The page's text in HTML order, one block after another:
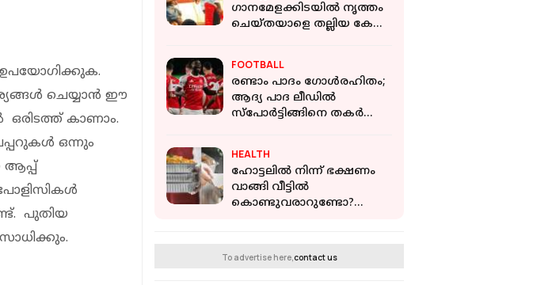
ചെയ്യാൻ ഈ
കാണാം.
ഒന്നും
ആപ്പ്
പുതിയ
ഗാനമേളക്കിടയിൽ നൃത്തം
ചെയ്തയാളെ തല്ലിയ കേസ്;
FOOTBALL
രണ്ടാം പാദം ഗോൾരഹിതം;
ആദ്യ പാദ ലീഡിൽ
സ്പോർട്ടിങ്ങിനെ തകർത്ത്
HEALTH
ഹോട്ടലില്‍ നിന്ന് ഭക്ഷണം
വാങ്ങി വീട്ടില്‍
കൊണ്ടുവരാറുണ്ടോ?
To advertise here, contact us